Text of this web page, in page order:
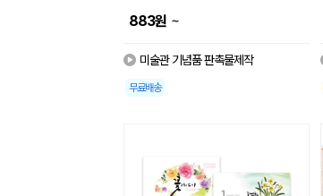
883원 ~
미술관 기념품 판촉물제작
무료배송